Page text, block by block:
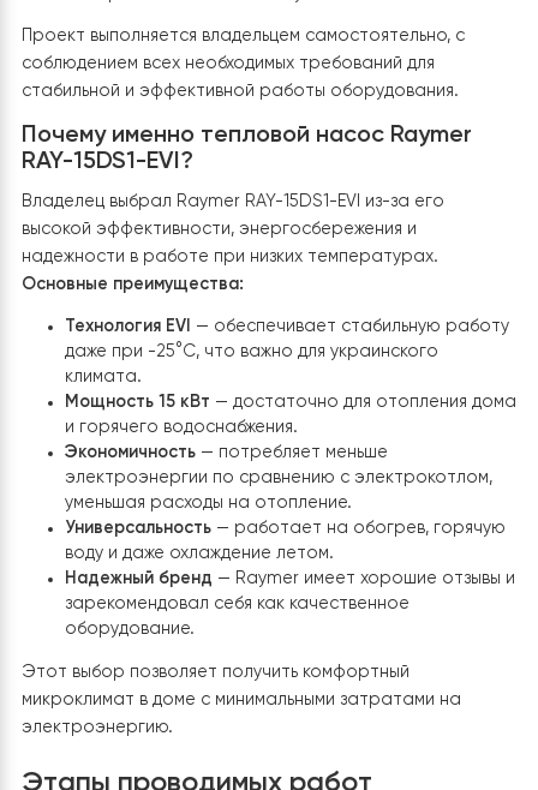
Монтаж и подключение наружного блока
насоса.
Инсталляция гидромодуля в помещении
горячего водоснабжения.
Проект выполняется владельцем самостоятельно, с
соблюдением всех необходимых требований для
стабильной и эффективной работы оборудования.
Почему именно тепловой насос Raymer
RAY-15DS1-EVI?
Владелец выбрал Raymer RAY-15DS1-EVI из-за его
высокой эффективности, энергосбережения и
надежности в работе при низких температурах.
Основные преимущества:
Технология EVI— обеспечивает стабильную
даже при -25°C, что важно для украинского
климата.
Мощность 15 кВт
Экономичность
— потребляет меньше
электроэнергии по сравнению с
уменьшая расходы на отопление.
— работает на обогрев,